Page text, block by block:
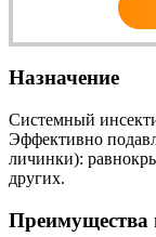
Назначение
Cистемный
Эффективно
личинки):
других.
Преимущества